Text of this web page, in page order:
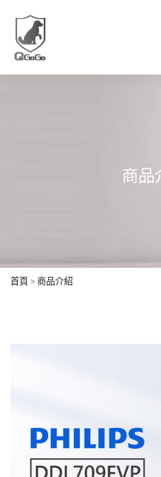
商品
首頁 > 商品介紹